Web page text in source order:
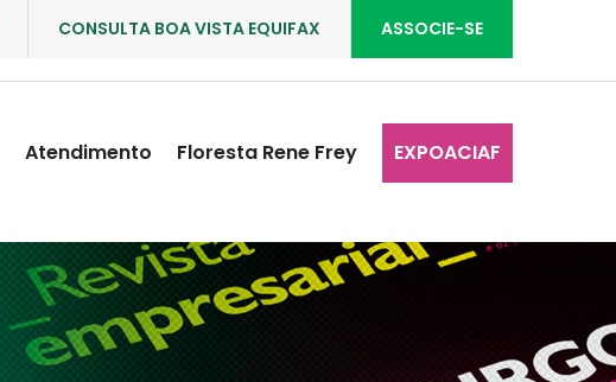
ASSOCIE-SE
CONSULTA BOA VISTA EQUIFAX
Atendimento Floresta Rene Frey EXPOACIAF